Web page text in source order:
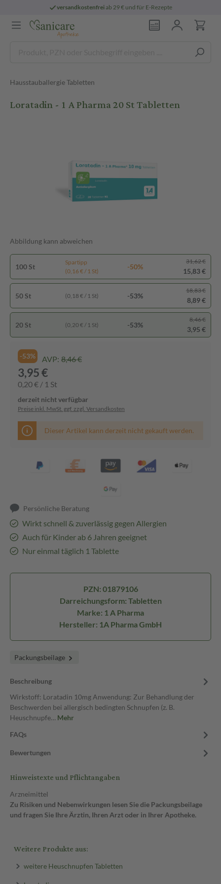
versandkostenfreiab 29 € und für E-Rezepte
Hausstauballergie Tabletten
Loratadin - 1 A Pharma 20 St Tabletten
Abbildung kann abweichen
100 St
Spartipp
(0,16 € / 1 St)
-50%
31,62 €
15,83 €
50 St (0,18 € / 1 St) -53%
18,83 €
8,89 €
20 St (0,20 € / 1 St) -53%
8,46 €
3,95 €
-53% AVP: 8,46 €
3,95 €
0,20 € / 1 St
derzeit nicht verfügbar
Preise inkl. MwSt. ggf. zzgl. Versandkosten
Dieser Artikel kann derzeit nicht gekauft werden.
Persönliche Beratung
Wirkt schnell & zuverlässig gegen Allergien
Auch für Kinder ab 6 Jahren geeignet
Nur einmal täglich 1 Tablette
PZN: 01879106
Darreichungsform: Tabletten
Marke: 1 A Pharma
Hersteller: 1A Pharma GmbH
Packungsbeilage
Beschreibung
Wirkstoff: Loratadin 10mg Anwendung: Zur Behandlung der
Beschwerden bei allergisch bedingten Schnupfen (z. B.
Heuschnupfe… Mehr
FAQs
Bewertungen
Hinweistexte und Pflichtangaben
Arzneimittel
Zu Risiken und Nebenwirkungen lesen Sie die Packungsbeilage
und fragen Sie Ihre Ärztin, Ihren Arzt oder in Ihrer Apotheke.
Weitere Produkte aus:
weitere Heuschnupfen Tabletten